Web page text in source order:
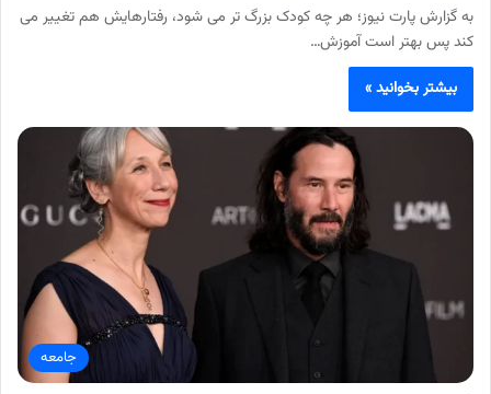
به گزارش پارت نیوز؛ هر چه کودک بزرگ تر می شود، رفتارهایش هم تغییر می
کند پس بهتر است آموزش…
بیشتر بخوانید »
جامعه